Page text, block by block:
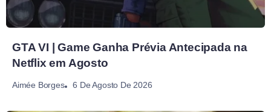
GTA VI | Game Ganha Prévia Antecipada na
Netflix em Agosto
Aimée Borges 6 De Agosto De 2026